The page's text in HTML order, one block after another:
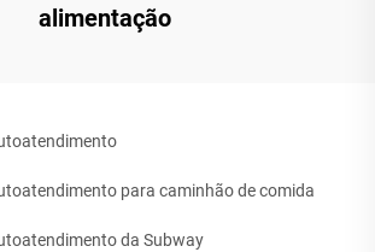
alimentação
para caminhão de comida
da Subway